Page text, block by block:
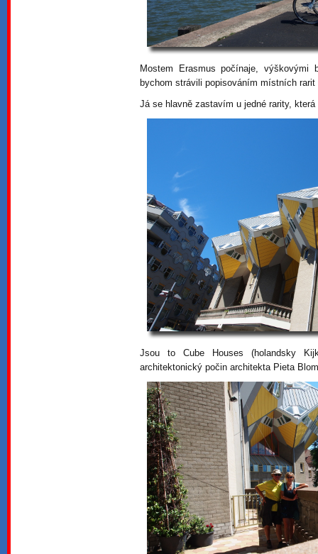
Mostem Erasmus počínaje,
bychom strávili popisováním místních rarit
Já se hlavně zastavím u jedné rarity,
Jsou to Cube Houses (holandsky
architektonický počin architekta Pieta